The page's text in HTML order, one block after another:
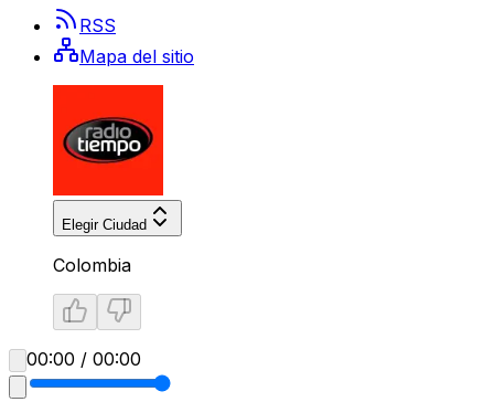
RSS
Mapa del sitio
Elegir Ciudad
Colombia
00:00 / 00:00